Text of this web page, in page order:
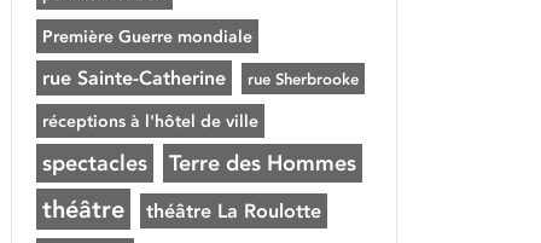
Première Guerre mondiale
rue Sainte-Catherine rue Sherbrooke
réceptions à l'hôtel de ville
spectacles Terre des Hommes
théâtre théâtre La Roulotte